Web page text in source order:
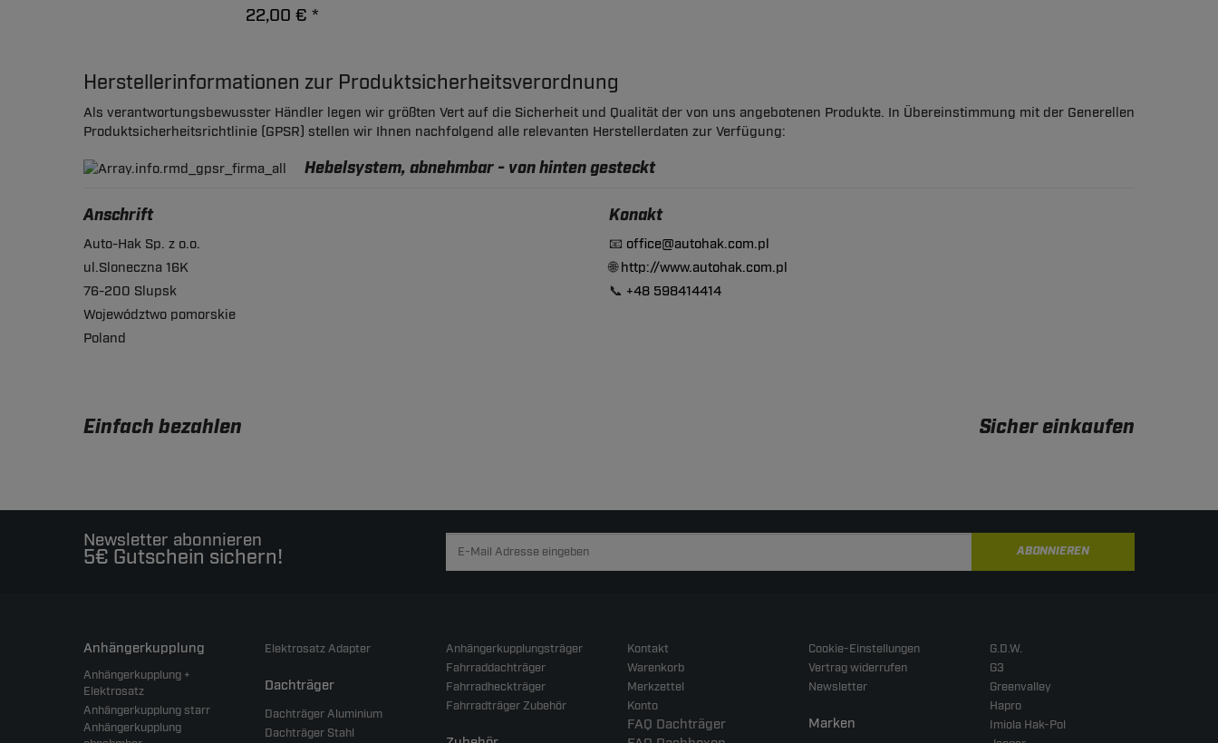
22,00 € *
Herstellerinformationen zur Produktsicherheitsverordnung
Als verantwortungsbewusster Händler legen wir größten Vert auf die Sicherheit und Qualität der von uns angebotenen Produkte. In Übereinstimmung mit der Generellen
Produktsicherheitsrichtlinie (GPSR) stellen wir Ihnen nachfolgend alle relevanten Herstellerdaten zur Verfügung:
Hebelsystem, abnehmbar - von hinten gesteckt
Anschrift
Auto-Hak Sp. z o.o.
ul.Sloneczna 16K
76-200 Slupsk
Województwo pomorskie
Poland
Konakt
📧 office@autohak.com.pl
🌐http://www.autohak.com.pl
📞 +48 598414414
Einfach bezahlen Sicher einkaufen
Newsletter abonnieren
5€ Gutschein sichern! ABONNIEREN
Anhängerkupplung
Anhängerkupplung +
Elektrosatz
Anhängerkupplung starr
Anhängerkupplung
Elektrosatz Adapter
Dachträger
Dachträger Aluminium
Dachträger Stahl
Anhängerkupplungsträger
Fahrraddachträger
Fahrradheckträger
Fahrradträger Zubehör
Kontakt
Warenkorb
Merkzettel
Konto
FAQ Dachträger
Cookie-Einstellungen
Vertrag widerrufen
Newsletter
Marken
G.D.W.
G3
Greenvalley
Hapro
Imiola Hak-Pol